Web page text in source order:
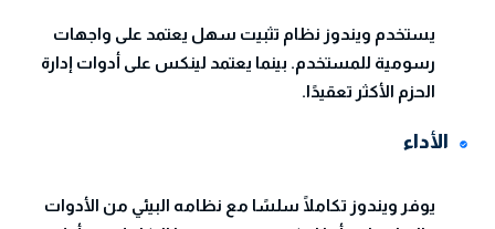
يستخدم ويندوز نظام تثبيت سهل يعتمد على واجهات
رسومية للمستخدم. بينما يعتمد لينكس على أدوات إدارة
الحزم الأكثر تعقيدًا.
الأداء
يوفر ويندوز تكاملًا سلسًا مع نظامه البيئي من الأدوات